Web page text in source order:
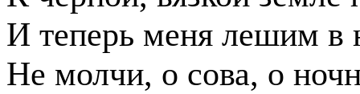
И теперь меня лешим в
Не молчи, о сова, о